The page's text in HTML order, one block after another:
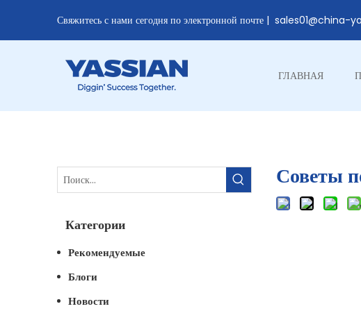
Свяжитесь с нами сегодня по электронной почте | sales01@china-
ГЛАВНАЯ
Категории
Рекомендуемые
Блоги
Новости
Советы